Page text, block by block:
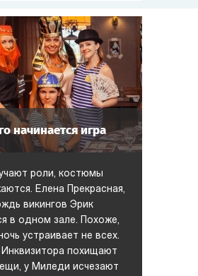
начинается игра
роли, костюмы
Елена Прекрасная,
викингов Эрик
в одном зале. Похоже,
устраивает не всех.
Инквизитора похищают
у Миледи исчезают